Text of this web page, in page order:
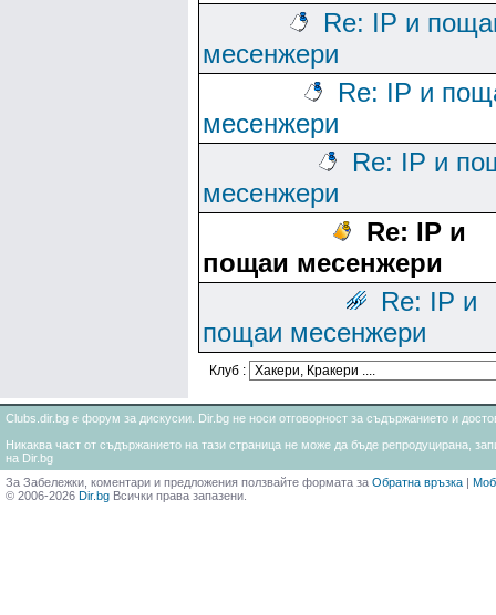
Re: IP и
месенжери
Re: IP и
месенжери
Re: IP и
месенжери
Re: IP и
пощаи месенжери
Re: IP и
пощаи месенжери
Клуб :
Clubs.dir.bg е форум за дискусии. Dir.bg не носи отговорност за съдържанието и
Никаква част от съдържанието на тази страница не може да бъде репродуцирана,
на Dir.bg
За Забележки, коментари и предложения ползвайте формата за Обратна връзка |
© 2006-2026 Dir.bg Всички права запазени.